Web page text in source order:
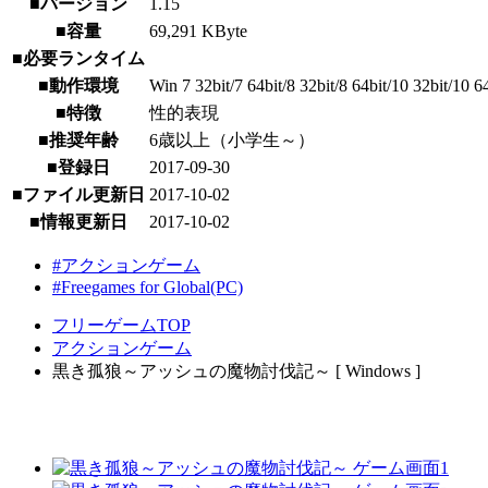
■バージョン
1.15
■容量
69,291 KByte
■必要ランタイム
■動作環境
Win 7 32bit/7 64bit/8 32bit/8 64bit/10 32bit/10
■特徴
性的表現
■推奨年齢
6歳以上（小学生～）
■登録日
2017-09-30
■ファイル更新日 2017-10-02
■情報更新日
2017-10-02
#アクションゲーム
#Freegames for Global(PC)
フリーゲームTOP
アクションゲーム
黒き孤狼～アッシュの魔物討伐記～ [ Windows ]